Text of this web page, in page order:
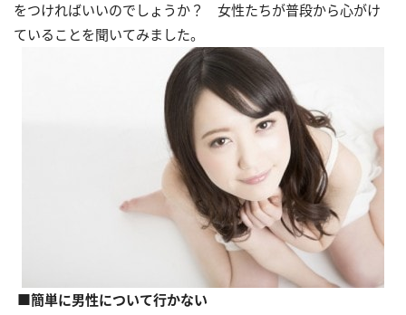
をつければいいのでしょうか？ 女性たちが普段から心がけ
ていることを聞いてみました。
■簡単に男性について行かない